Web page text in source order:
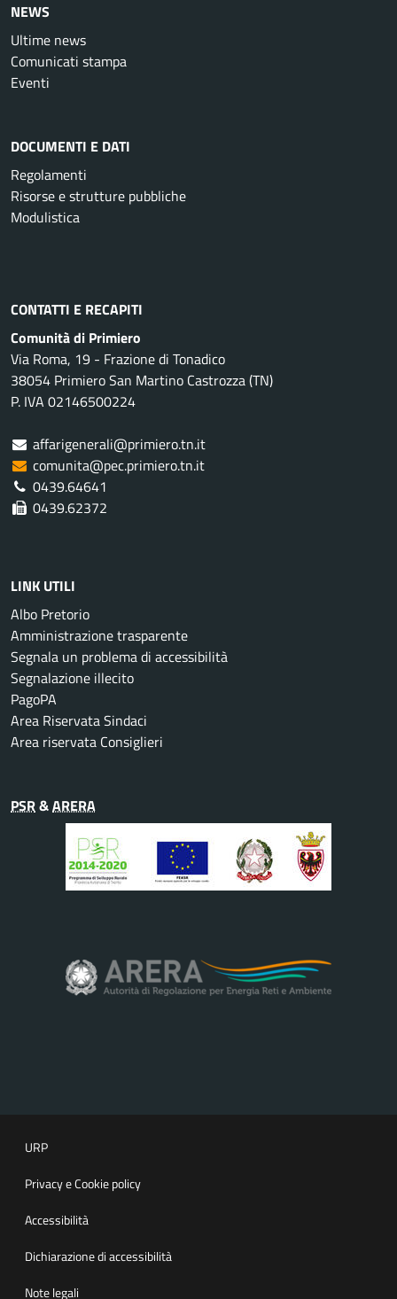
NEWS
Ultime news
Comunicati stampa
Eventi
DOCUMENTI E DATI
Regolamenti
Risorse e strutture pubbliche
Modulistica
CONTATTI E RECAPITI
Comunità di Primiero
Via Roma, 19 - Frazione di Tonadico
38054 Primiero San Martino Castrozza (TN)
P. IVA 02146500224
affarigenerali@primiero.tn.it
comunita@pec.primiero.tn.it
0439.64641
0439.62372
LINK UTILI
Albo Pretorio
Amministrazione trasparente
Segnala un problema di accessibilità
Segnalazione illecito
PagoPA
Area Riservata Sindaci
Area riservata Consiglieri
PSR&ARERA
URP
Privacy e Cookie policy
Accessibilità
Dichiarazione di accessibilità
Note legali